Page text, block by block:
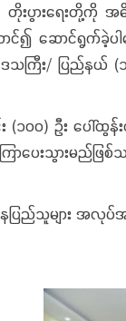
တိုးပွားရေးတို့
င်၍ ဆောင်ရွက်ခဲ့
း/ ပြည်နယ် (၁
၀) ဦး ပေါ်ထွ
ပေးသွားမည်ဖ
ြည်သူများ အလု